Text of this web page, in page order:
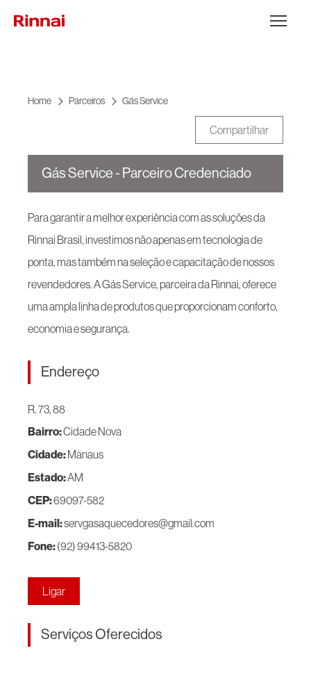
Abrir Menu
Home Parceiros Gás Service
Compartilhar
Gás Service - Parceiro Credenciado
Para garantir a melhor experiência com as soluções da
Rinnai Brasil, investimos não apenas em tecnologia de
ponta, mas também na seleção e capacitação de nossos
revendedores. A Gás Service, parceira da Rinnai, oferece
uma ampla linha de produtos que proporcionam conforto,
economia e segurança.
Endereço
R. 73, 88
Bairro:Cidade Nova
Cidade:Manaus
Estado:AM
CEP:69097-582
E-mail:servgasaquecedores@gmail.com
Fone:(92) 99413-5820
Ligar
Serviços Oferecidos